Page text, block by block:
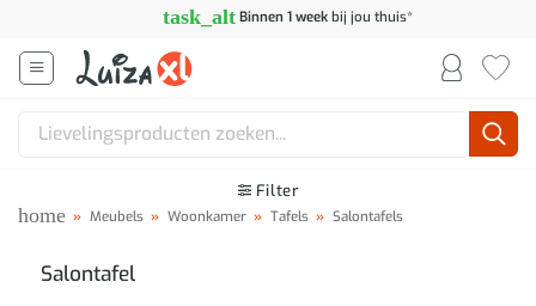
inhoud
task_alt Binnen 1 weekbij jou thuis*
Zoeken
Filter
home » Meubels » Woonkamer » Tafels » Salontafels
Salontafel